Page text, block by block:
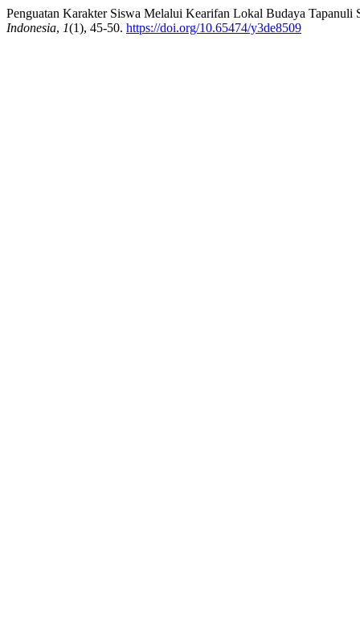
Penguatan Karakter Siswa Melalui Kearifan Lokal Budaya
Indonesia, 1(1), 45-50. https://doi.org/10.65474/y3de8509